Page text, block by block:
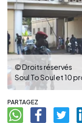
© Droits réservés
PARTAGEZ